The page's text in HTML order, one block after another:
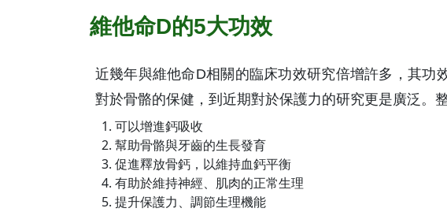
維他命D的5大功效
近幾年與維他命D相關的臨床功效研究倍增許多，其功
對於骨骼的保健，到近期對於保護力的研究更是廣泛。
可以增進鈣吸收
幫助骨骼與牙齒的生長發育
促進釋放骨鈣，以維持血鈣平衡
有助於維持神經、肌肉的正常生理
提升保護力、調節生理機能